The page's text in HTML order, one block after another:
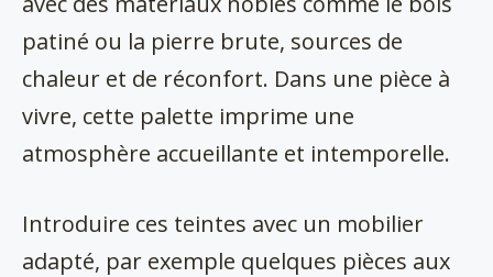
patiné ou la pierre brute, sources de
chaleur et de réconfort. Dans une pièce à
vivre, cette palette imprime une
atmosphère accueillante et intemporelle.
Introduire ces teintes avec un mobilier
adapté, par exemple quelques pièces aux